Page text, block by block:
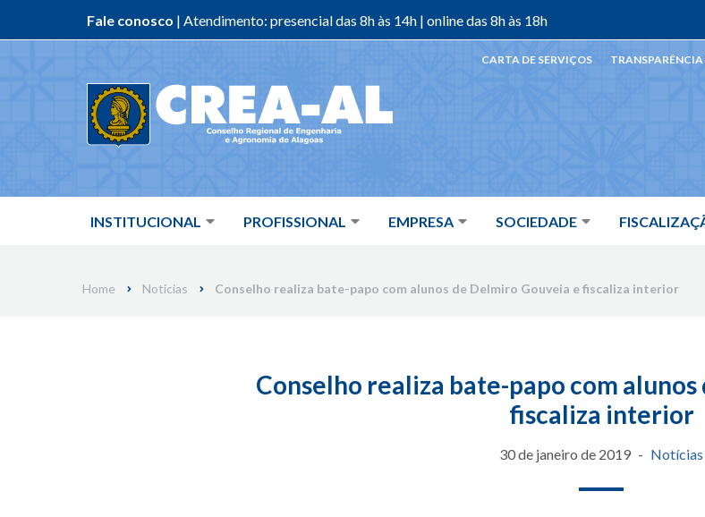
Fale conosco | Atendimento: presencial das 8h às 14h | online das 8h às 18h
INSTITUCIONAL PROFISSIONAL EMPRESA SOCIEDADE
CARTA DE SERVIÇOS
Home Notícias Conselho realiza bate-papo com alunos de Delmiro Gouveia e fiscaliza interior
Conselho realiza bate-papo com
fiscaliza interior
30 de janeiro de 2019 Notícias